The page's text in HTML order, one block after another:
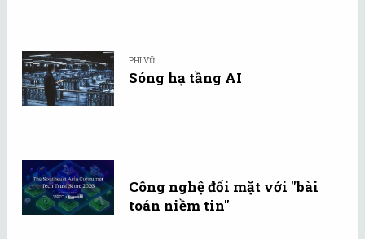
PHI VŨ
Sóng hạ tầng AI
Công nghệ đối mặt với "bài
toán niềm tin"